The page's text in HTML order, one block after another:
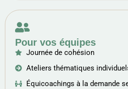
Pour vos équipes
Journée de cohésion
Ateliers thématiques
Équicoachings à la demande